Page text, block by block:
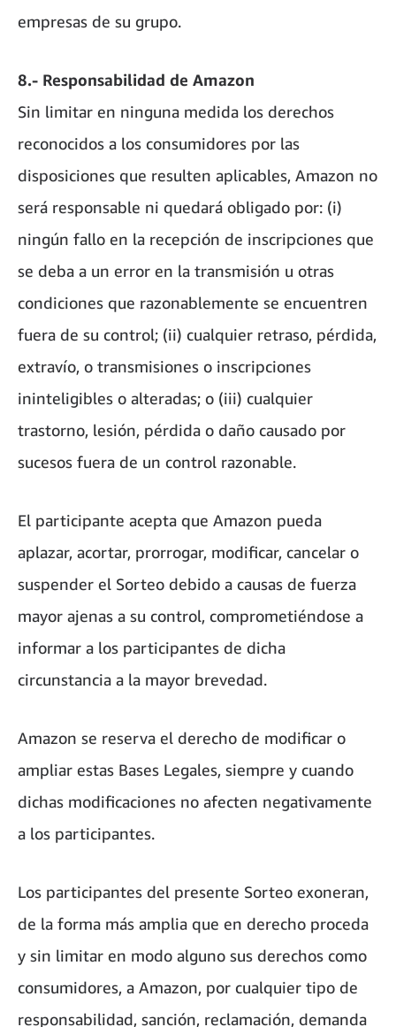
empresas de su grupo.
8.- Responsabilidad de Amazon
Sin limitar en ninguna medida los derechos
reconocidos a los consumidores por las
disposiciones que resulten aplicables, Amazon no
será responsable ni quedará obligado por: (i)
ningún fallo en la recepción de inscripciones que
se deba a un error en la transmisión u otras
condiciones que razonablemente se encuentren
fuera de su control; (ii) cualquier retraso, pérdida,
extravío, o transmisiones o inscripciones
ininteligibles o alteradas; o (iii) cualquier
trastorno, lesión, pérdida o daño causado por
sucesos fuera de un control razonable.
El participante acepta que Amazon pueda
aplazar, acortar, prorrogar, modificar, cancelar o
suspender el Sorteo debido a causas de fuerza
mayor ajenas a su control, comprometiéndose a
informar a los participantes de dicha
circunstancia a la mayor brevedad.
Amazon se reserva el derecho de modificar o
ampliar estas Bases Legales, siempre y cuando
dichas modificaciones no afecten negativamente
a los participantes.
Los participantes del presente Sorteo exoneran,
de la forma más amplia que en derecho proceda
y sin limitar en modo alguno sus derechos como
consumidores, a Amazon, por cualquier tipo de
responsabilidad, sanción, reclamación, demanda